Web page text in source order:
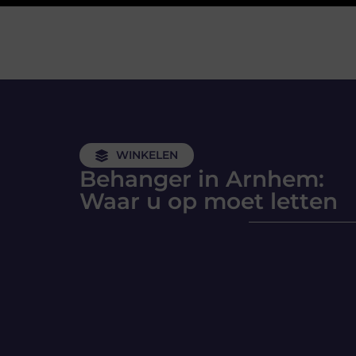
WINKELEN
Behanger in Arnhem:
Waar u op moet letten